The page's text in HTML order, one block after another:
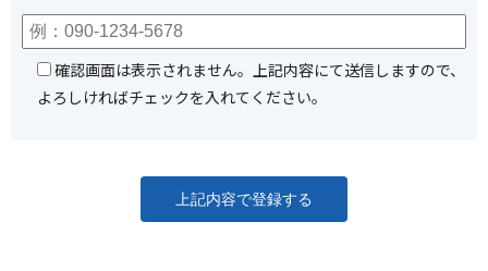
確認画面は表示されません。上記内容にて送信しますので、
よろしければチェックを入れてください。